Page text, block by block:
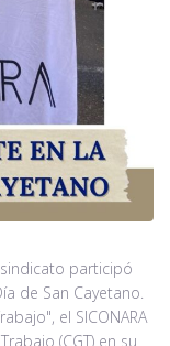
participó
de San Cayetano.
el SICONARA
(CGT) en su